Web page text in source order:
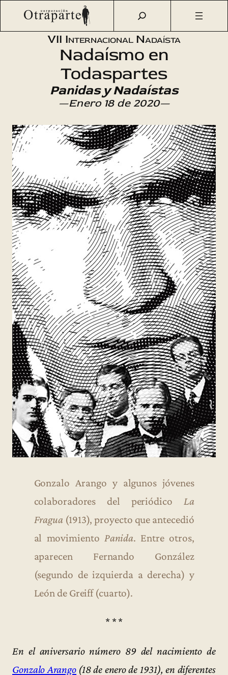
Saltar
Otraparte.org/ Agenda Cultural Literatura
Internacional
VII Internacional Nadaísta
Nadaísmo en
Todaspartes
Panidas y Nadaístas
—Enero 18 de 2020—
Gonzalo Arango y algunos jóvenes
colaboradores del periódico La
Fragua (1913), proyecto que antecedió
al movimiento Panida. Entre otros,
aparecen Fernando González
(segundo de izquierda a derecha) y
León de Greiff (cuarto).
* * *
En el aniversario número 89 del nacimiento de
Gonzalo Arango (18 de enero de 1931), en diferentes